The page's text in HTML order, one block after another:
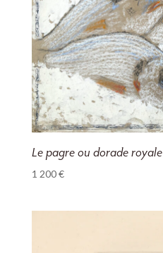
Le pagre ou dorade royale
1 200€